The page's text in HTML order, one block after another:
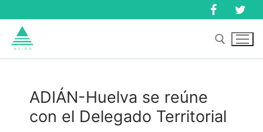
al
contenido
Buscar:
ADIÁN-Huelva se reúne
con el Delegado Territorial